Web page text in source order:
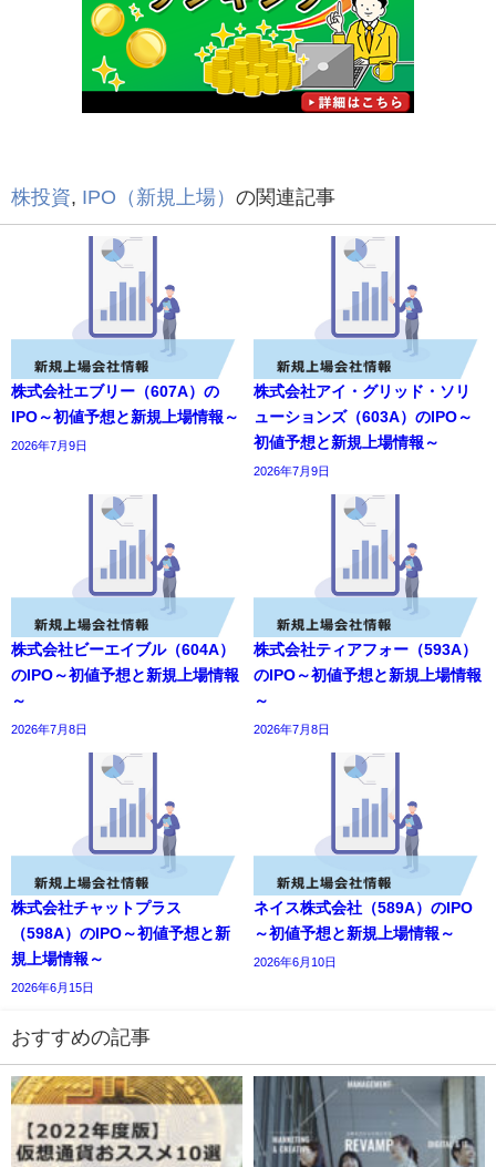
株投資, IPO（新規上場） の関連記事
株式会社エブリー（607A）の
IPO～初値予想と新規上場情報～
2026年7月9日
株式会社アイ・グリッド・ソリ
ューションズ（603A）のIPO～
初値予想と新規上場情報～
2026年7月9日
株式会社ビーエイブル（604A）
のIPO～初値予想と新規上場情報
～
2026年7月8日
株式会社ティアフォー（593A）
のIPO～初値予想と新規上場情報
～
2026年7月8日
株式会社チャットプラス
（598A）のIPO～初値予想と新
規上場情報～
2026年6月15日
ネイス株式会社（589A）のIPO
～初値予想と新規上場情報～
2026年6月10日
おすすめの記事